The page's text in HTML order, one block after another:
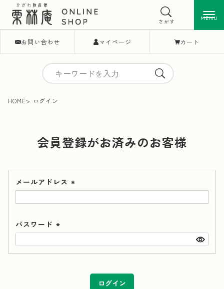
お問い合わせ マイページ カート
MENU
さがす MENU
HOME ログイン
会員登録がお済みのお客様
メールアドレス
(必
須)
パスワード
(必
須)
ログイン